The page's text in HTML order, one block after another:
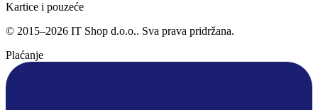
Kartice i pouzeće
© 2015–2026 IT Shop d.o.o.. Sva prava pridržana.
Plaćanje